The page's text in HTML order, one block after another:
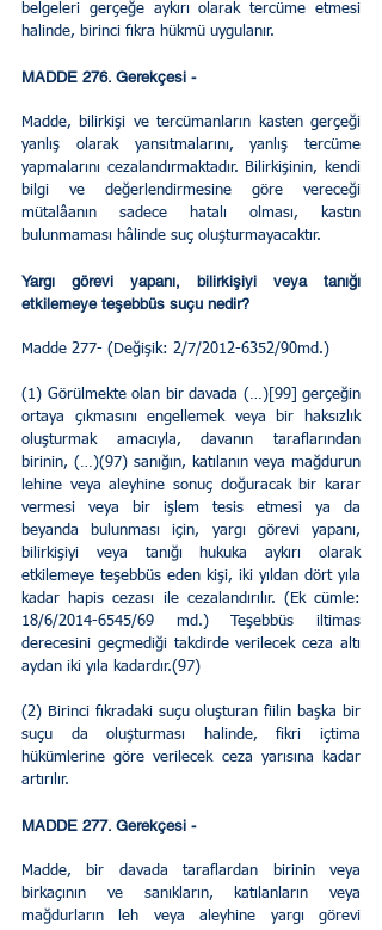
belgeleri gerçeğe aykırı olarak tercüme etmesi
halinde, birinci fıkra hükmü uygulanır.
MADDE 276. Gerekçesi -
Madde, bilirkişi ve tercümanların kasten gerçeği
yanlış olarak yansıtmalarını, yanlış tercüme
yapmalarını cezalandırmaktadır. Bilirkişinin, kendi
bilgi ve değerlendirmesine göre vereceği
mütalâanın sadece hatalı olması, kastın
bulunmaması hâlinde suç oluşturmayacaktır.
Yargı görevi yapanı, bilirkişiyi veya tanığı
etkilemeye teşebbüs suçu nedir?
Madde 277- (Değişik: 2/7/2012-6352/90md.)
(1) Görülmekte olan bir davada (…)[99] gerçeğin
ortaya çıkmasını engellemek veya bir haksızlık
oluşturmak amacıyla, davanın taraflarından
birinin, (…)(97) sanığın, katılanın veya mağdurun
lehine veya aleyhine sonuç doğuracak bir karar
vermesi veya bir işlem tesis etmesi ya da
beyanda bulunması için, yargı görevi yapanı,
bilirkişiyi veya tanığı hukuka aykırı olarak
etkilemeye teşebbüs eden kişi, iki yıldan dört yıla
kadar hapis cezası ile cezalandırılır. (Ek cümle:
18/6/2014-6545/69 md.) Teşebbüs iltimas
derecesini geçmediği takdirde verilecek ceza altı
aydan iki yıla kadardır.(97)
(2) Birinci fıkradaki suçu oluşturan fiilin başka bir
suçu da oluşturması halinde, fikri içtima
hükümlerine göre verilecek ceza yarısına kadar
artırılır.
MADDE 277. Gerekçesi -
Madde, bir davada taraflardan birinin veya
birkaçının ve sanıkların, katılanların veya
mağdurların leh veya aleyhine yargı görevi